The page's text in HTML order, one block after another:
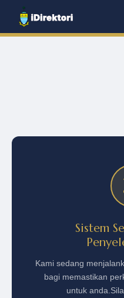
Sistem
Kami sedang
bagi memastikan
untuk anda.